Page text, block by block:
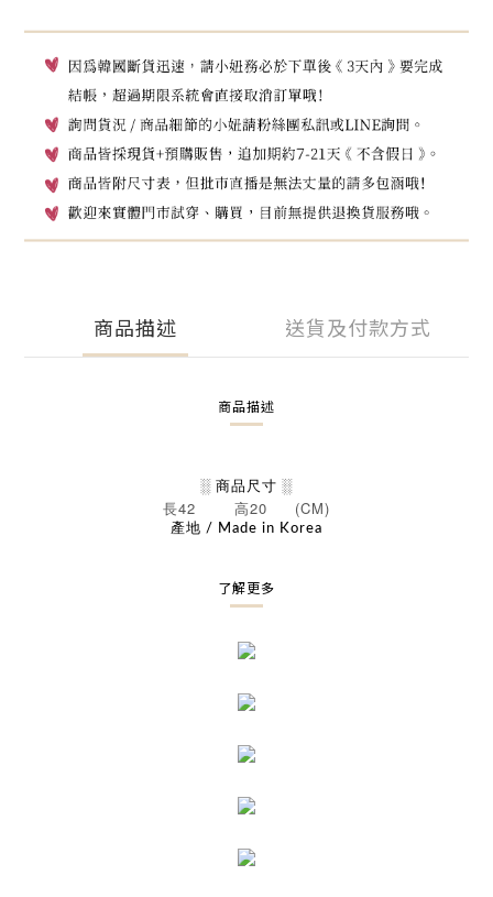
商品描述 送貨及付款方式
商品描述
░ 商品尺寸 ░
長42 高20 (CM)
產地 / Made in Korea
了解更多